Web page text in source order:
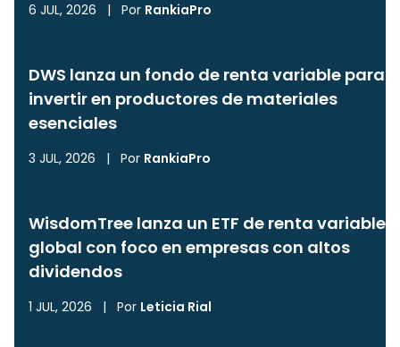
6 JUL, 2026 | Por RankiaPro
DWS lanza un fondo de renta variable para
invertir en productores de materiales
esenciales
3 JUL, 2026 | Por RankiaPro
WisdomTree lanza un ETF de renta variable
global con foco en empresas con altos
dividendos
1 JUL, 2026 | Por Leticia Rial